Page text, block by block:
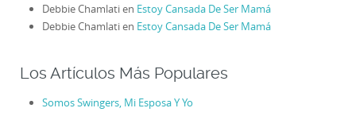
Debbie Chamlatien Estoy Cansada De Ser Mamá
Debbie Chamlatien Estoy Cansada De Ser Mamá
Los Artículos Más Populares
Somos Swingers, Mi Esposa Y Yo